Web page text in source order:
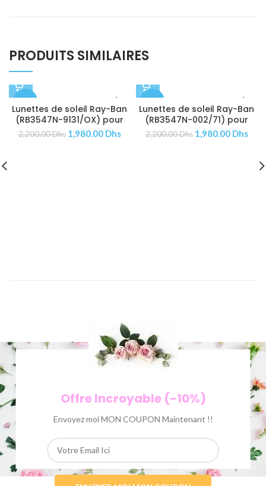
PRODUITS SIMILAIRES
Lunettes de soleil Ray-Ban
(RB3547N-9131/OX) pour
Femmes
2,200.00Dhs 1,980.00 Dhs ÉPUISÉ
Lunettes de soleil Ray-Ban
(RB3547N-002/71) pour
Hommes
2,200.00Dhs 1,980.00 Dhs
Offre Incroyable (-10%)
Envoyez moi MON COUPON Maintenant !!